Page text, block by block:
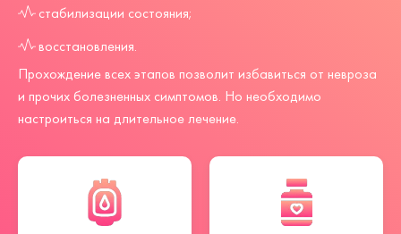
стабилизации состояния;
восстановления.
Прохождение всех этапов позволит избавиться от невроза
и прочих болезненных симптомов. Но необходимо
настроиться на длительное лечение.